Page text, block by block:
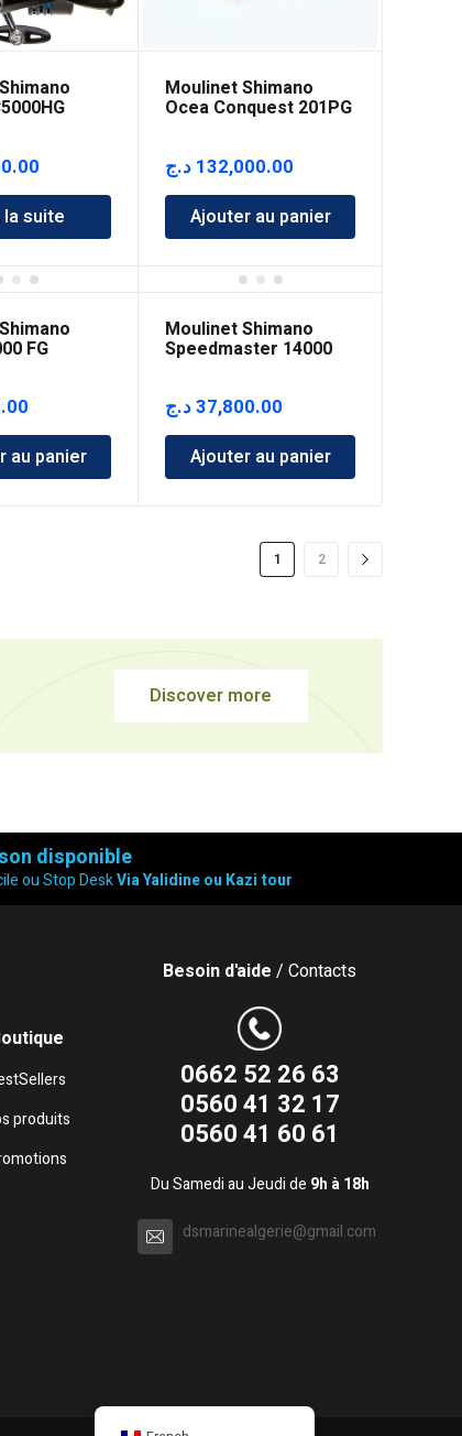
la suite
Moulinet Shimano
Ocea Conquest 201PG
132,000.00 د.ج
Ajouter au panier
FG
au panier
Moulinet Shimano
Speedmaster 14000
37,800.00د.ج
Ajouter au panier
1 2
Discover more
disponible
ou Stop DeskVia Yalidine ou Kazi tour
produits
Besoin d'aide / Contacts
0662 52 26 63
0560 41 32 17
0560 41 60 61
Du Samedi au Jeudi de 9h à 18h
dsmarinealgerie@gmail.com